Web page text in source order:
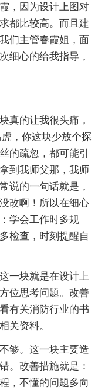
，因为设计上图对
都比较高。而且建
们主管春霞姐，面
细心的给我指导，
的让我很头痛，
，你这块少放个探
的疏忽，都可能引
到我师父那，我师
说的一句话就是，
改啊！所以在细心
学会工作时多规
检查，时刻提醒自
块就是在设计上
位思考问题。改善
有关消防行业的书
关资料。
够。这一块主要造
。改善措施就是：
，不懂的问题多向